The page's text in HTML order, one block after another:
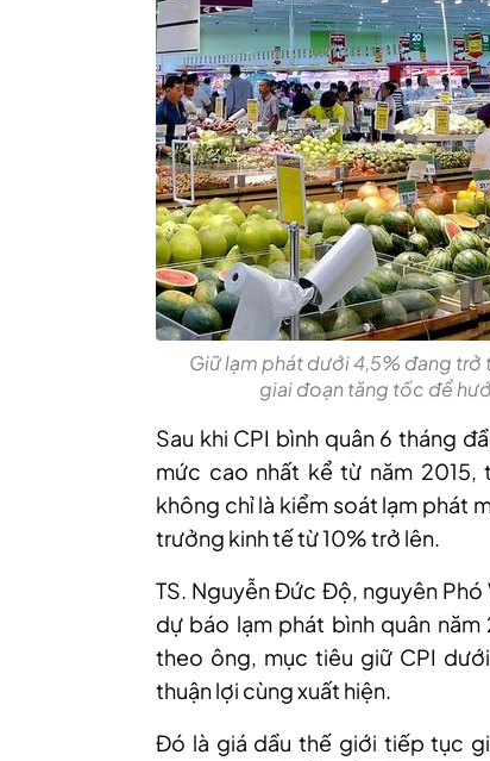
Giữ lạm phát dưới 4,5% đang trở
giai đoạn tăng tốc để
Sau khi CPI bình quân 6 tháng
mức cao nhất kể từ năm
không chỉ là kiểm soát lạm phát
trưởng kinh tế từ 10% trở lên.
TS. Nguyễn Đức Độ, nguyên
dự báo lạm phát bình quân
theo ông, mục tiêu giữ CPI
thuận lợi cùng xuất hiện.
Đó là giá dầu thế giới tiếp tục